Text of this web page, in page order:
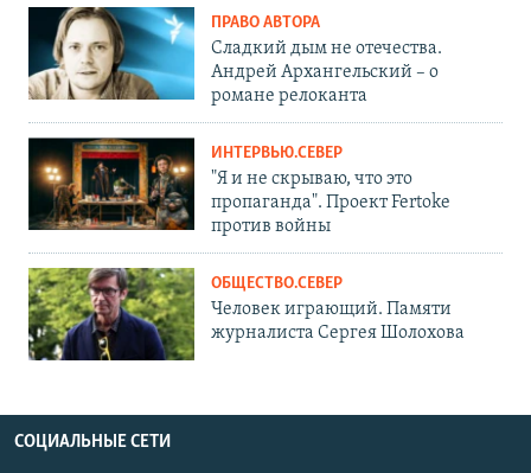
ПРАВО АВТОРА
Сладкий дым не отечества.
Андрей Архангельский – о
романе релоканта
ИНТЕРВЬЮ.СЕВЕР
"Я и не скрываю, что это
пропаганда". Проект Fertoke
против войны
ОБЩЕСТВО.СЕВЕР
Человек играющий. Памяти
журналиста Сергея Шолохова
СОЦИАЛЬНЫЕ СЕТИ